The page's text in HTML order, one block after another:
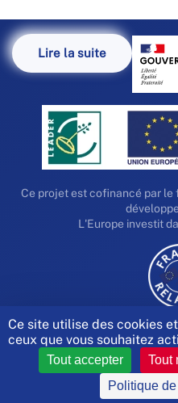
Lire la suite
Ce projet est cofinancé par le
L'Europe investit
© Mauges Communauté -
Ce site utilise des cookies
ceux que vous souhaitez
Tout accepter Tout
Politique